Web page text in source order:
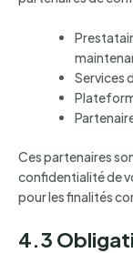
Services
Ces partenaires
confidentialité de
pour les finalités
4.3